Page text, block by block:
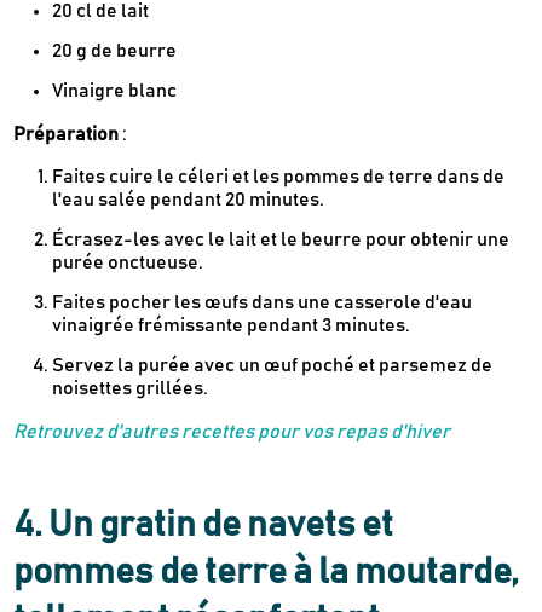
20 cl de lait
20 g de beurre
Vinaigre blanc
Préparation :
Faites cuire le céleri et les pommes de terre dans de
l'eau salée pendant 20 minutes.
Écrasez-les avec le lait et le beurre pour obtenir une
purée onctueuse.
Faites pocher les œufs dans une casserole d'eau
vinaigrée frémissante pendant 3 minutes.
Servez la purée avec un œuf poché et parsemez de
noisettes grillées.
Retrouvez d'autres recettes pour vos repas d'hiver
4. Un gratin de navets et
pommes de terre à la moutarde,